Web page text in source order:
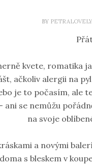
BY
kvete, romatika
ačkoliv alergii na
je to počasím, ale
ani se nemůžu
na svoje
a novými
s bleskem v